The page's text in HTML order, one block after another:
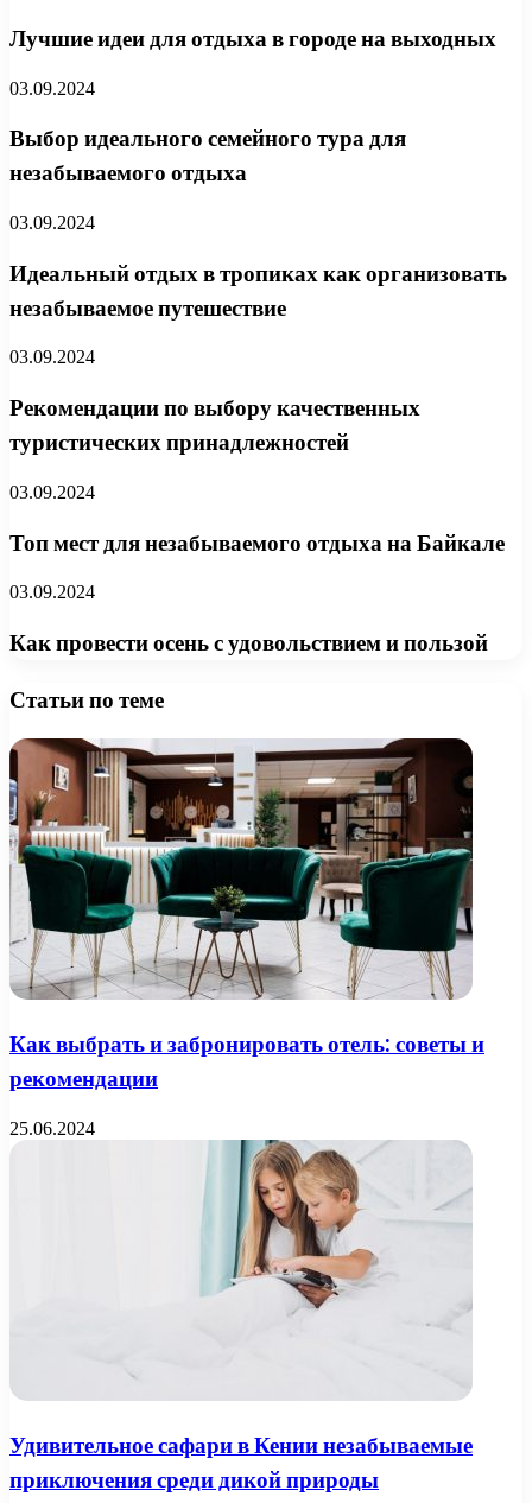
Лучшие идеи для отдыха в городе на выходных
03.09.2024
Выбор идеального семейного тура для
незабываемого отдыха
03.09.2024
Идеальный отдых в тропиках как организовать
незабываемое путешествие
03.09.2024
Рекомендации по выбору качественных
туристических принадлежностей
03.09.2024
Топ мест для незабываемого отдыха на Байкале
03.09.2024
Как провести осень с удовольствием и пользой
Статьи по теме
Как выбрать и забронировать отель: советы и
рекомендации
25.06.2024
Удивительное сафари в Кении незабываемые
приключения среди дикой природы